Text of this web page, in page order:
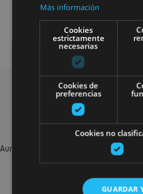
Enoturismo
Bilatu plan
Aurkitu zure bidaia Nafarroan osatzeko
jarduera antolatuak, bisitak eta
Más información
Cookies
estrictamente
necesarias
Cookies de
preferencias
Cookies no
GUARDAR